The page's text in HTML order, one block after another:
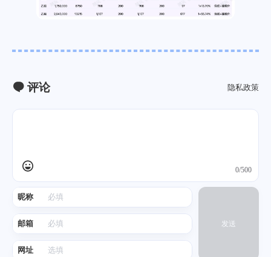
评论 隐私政策
昵称
邮箱
网址
0/500
发送